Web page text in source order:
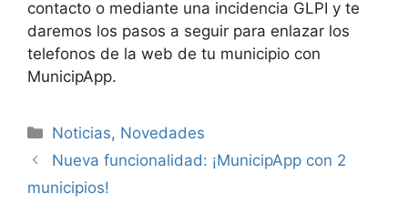
contacto o mediante una incidencia GLPI y te
daremos los pasos a seguir para enlazar los
telefonos de la web de tu municipio con
MunicipApp.
Categorías
Noticias, Novedades
Nueva funcionalidad: ¡MunicipApp con 2
municipios!